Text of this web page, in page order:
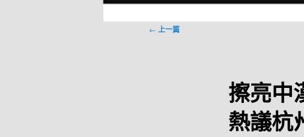
文
← 上一篇
擦亮
熱議杭